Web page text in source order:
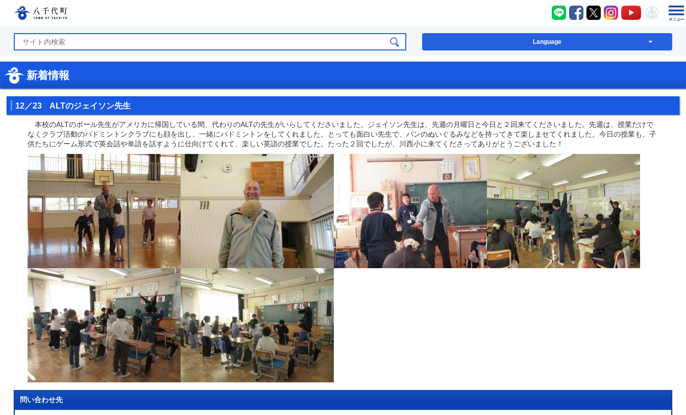
八千代町LINE
八千代町Facebook
八千代町X八千代町Instagram
八千代町八千代
Language
新着情報
12／23 ALTのジェイソン先生
本校のALTのポール先生がアメリカに帰国している間、代わりのALTの先生がいらしてくださいました。ジェイソン先生は、先週の月曜日と今日と２回来てくださいました。先週は、授業だけで
なくクラブ活動のバドミントンクラブにも顔を出し、一緒にバドミントンをしてくれました。とっても面白い先生で、パンのぬいぐるみなどを持ってきて楽しませてくれました。今日の授業も、子
供たちにゲーム形式で英会話や単語を話すように仕向けてくれて、楽しい英語の授業でした。たった２回でしたが、川西小に来てくださってありがとうございました！
問い合わせ先